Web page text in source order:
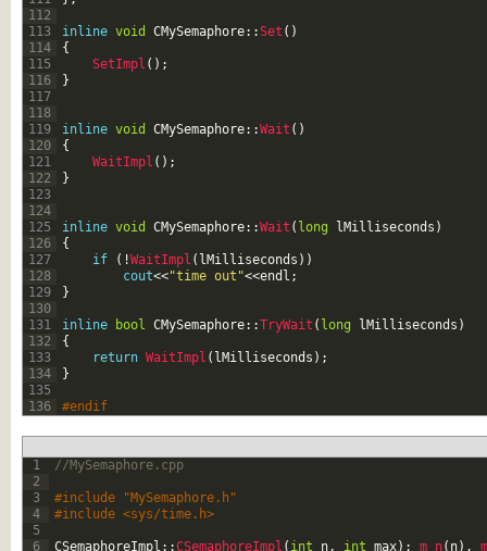
112
113
114
115
116
117
118
119
120
121
122
123
124
125
126
127
128
129
130
131
132
133
134
135
136
inline void CMySemaphore::Set ( )
{
SetImpl ( ) ;
}
inline void CMySemaphore::Wait ( )
{
WaitImpl ( ) ;
}
inline void CMySemaphore::Wait ( long lMilliseconds )
{
if
( !WaitImpl ( lMilliseconds ) )
cout<<"time out"<<endl ;
}
inline bool CMySemaphore::TryWait ( long lMilliseconds )
{
return WaitImpl ( lMilliseconds ) ;
}
#endif
1
2
3
4
5
6
//MySemaphore.cpp
#include "MySemaphore.h"
#include <sys/time.h>
CSemaphoreImpl ::CSemaphoreImpl ( int n, int max) : m_n( n) ,